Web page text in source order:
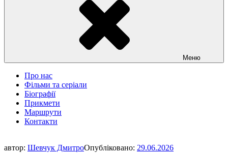
Меню
Про нас
Фільми та серіали
Біографії
Прикмети
Маршрути
Контакти
автор: Шевчук ДмитроОпубліковано: 29.06.2026